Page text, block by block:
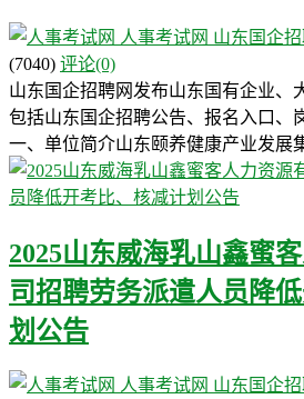
人事考试网 山东国企招
(7040) 评论(0)
山东国企招聘网发布山东国有企业、
包括山东国企招聘公告、报名入口、
一、单位简介山东颐养健康产业发
2025山东威海乳山鑫蜜
司招聘劳务派遣人员降
划公告
人事考试网 山东国企招